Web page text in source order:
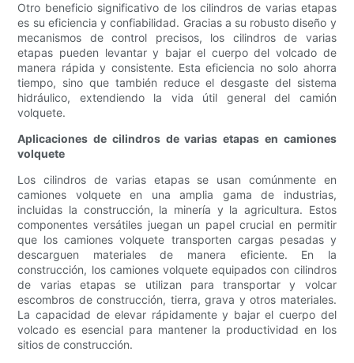
Otro beneficio significativo de los cilindros de varias etapas
es su eficiencia y confiabilidad. Gracias a su robusto diseño y
mecanismos de control precisos, los cilindros de varias
etapas pueden levantar y bajar el cuerpo del volcado de
manera rápida y consistente. Esta eficiencia no solo ahorra
tiempo, sino que también reduce el desgaste del sistema
hidráulico, extendiendo la vida útil general del camión
volquete.
Aplicaciones de cilindros de varias etapas en camiones
volquete
Los cilindros de varias etapas se usan comúnmente en
camiones volquete en una amplia gama de industrias,
incluidas la construcción, la minería y la agricultura. Estos
componentes versátiles juegan un papel crucial en permitir
que los camiones volquete transporten cargas pesadas y
descarguen materiales de manera eficiente. En la
construcción, los camiones volquete equipados con cilindros
de varias etapas se utilizan para transportar y volcar
escombros de construcción, tierra, grava y otros materiales.
La capacidad de elevar rápidamente y bajar el cuerpo del
volcado es esencial para mantener la productividad en los
sitios de construcción.